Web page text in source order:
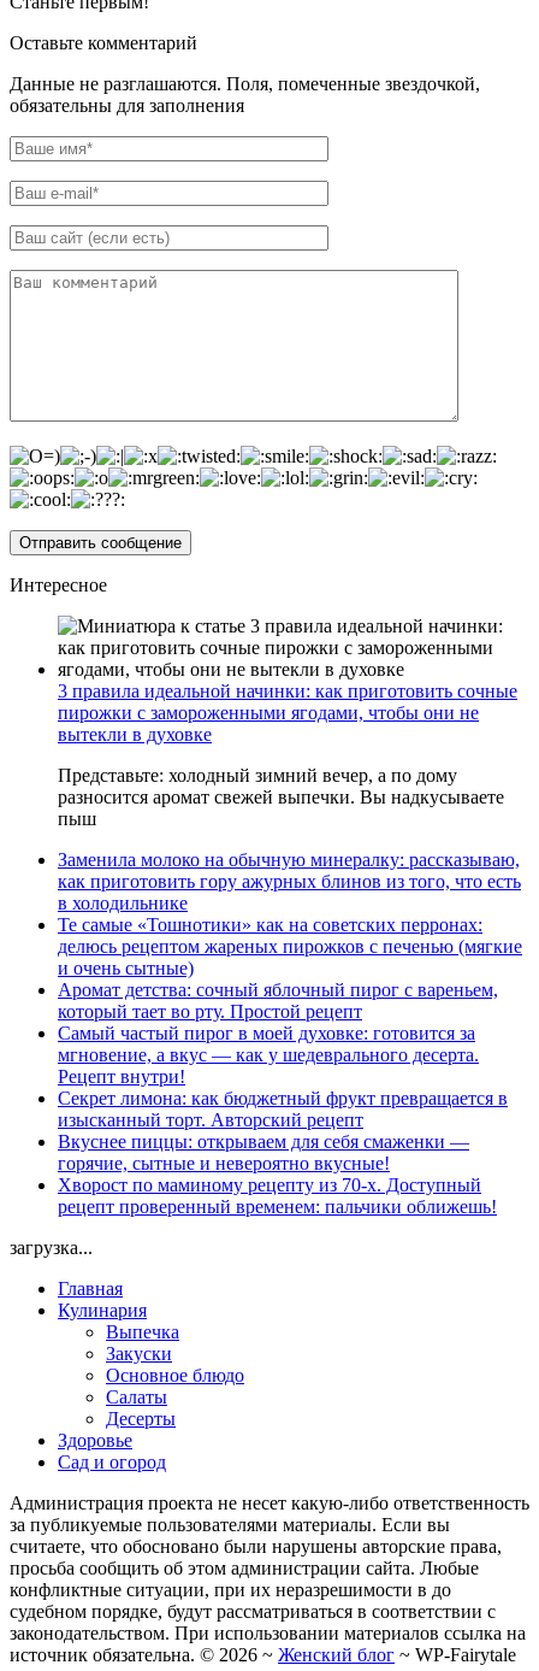
Оставьте комментарий
Данные не разглашаются. Поля, помеченные звездочкой,
обязательны для заполнения
Интересное
3 правила идеальной начинки: как приготовить сочные
пирожки с замороженными ягодами, чтобы они не
вытекли в духовке
Представьте: холодный зимний вечер, а по дому
разносится аромат свежей выпечки. Вы надкусываете
пыш
Заменила молоко на обычную минералку: рассказываю,
как приготовить гору ажурных блинов из того, что есть
в холодильнике
Те самые «Тошнотики» как на советских перронах:
делюсь рецептом жареных пирожков с печенью (мягкие
и очень сытные)
Аромат детства: сочный яблочный пирог с вареньем,
который тает во рту. Простой рецепт
Самый частый пирог в моей духовке: готовится за
мгновение, а вкус — как у шедеврального десерта.
Рецепт внутри!
Секрет лимона: как бюджетный фрукт превращается в
изысканный торт. Авторский рецепт
Вкуснее пиццы: открываем для себя смаженки —
горячие, сытные и невероятно вкусные!
Хворост по маминому рецепту из 70-х. Доступный
рецепт проверенный временем: пальчики оближешь!
загрузка...
Главная
Кулинария
Выпечка
Закуски
Основное блюдо
Салаты
Десерты
Здоровье
Сад и огород
Администрация проекта не несет какую-либо ответственность
за публикуемые пользователями материалы. Если вы
считаете, что обосновано были нарушены авторские права,
просьба сообщить об этом администрации сайта. Любые
конфликтные ситуации, при их неразрешимости в до
судебном порядке, будут рассматриваться в соответствии с
законодательством. При использовании материалов ссылка на
источник обязательна. © 2026 ~ Женский блог ~ WP-Fairytale